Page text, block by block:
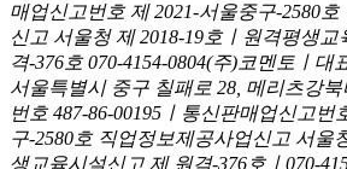
매업신고번호 제 2021-서울중구-2580
신고 서울청 제 2018-19호ㅣ원격평생
격-376호 070-4154-0804(주)코멘토ㅣ대
서울특별시 중구 칠패로 28, 메리츠강북
번호 487-86-00195ㅣ통신판매업신고번
구-2580호 직업정보제공사업신고 서울
생교육시설신고 제 원격-376호ㅣ070-